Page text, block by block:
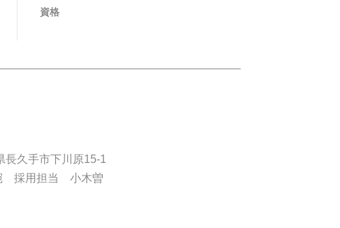
資格
長久手市下川原15-1
採用担当 小木曽